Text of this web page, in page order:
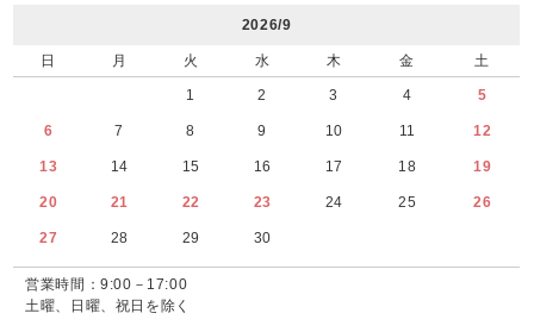
2026/9
日 月 火 水 木 金 土
1 2 3 4 5
6 7 8 9 10 11 12
13 14 15 16 17 18 19
20 21 22 23 24 25 26
27 28 29 30
営業時間：9:00－17:00
土曜、日曜、祝日を除く